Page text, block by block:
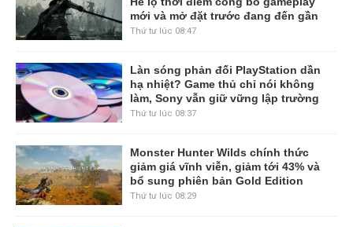
mới và mở đặt trước đang đến gần
Thứ tư lúc 08:47
Làn sóng phản đối PlayStation dần
hạ nhiệt? Game thủ chỉ nói không
làm, Sony vẫn giữ vững lập trường
Thứ tư lúc 08:37
Monster Hunter Wilds chính thức
giảm giá vĩnh viễn, giảm tới 43% và
bổ sung phiên bản Gold Edition
Thứ tư lúc 08:29